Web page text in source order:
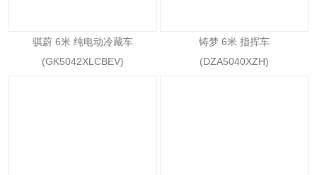
骐蔚 6米 纯电动冷藏车
(GK5042XLCBEV)
铸梦 6米 指挥车
(DZA5040XZH)